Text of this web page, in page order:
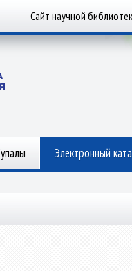
Сайт научной
Электронный